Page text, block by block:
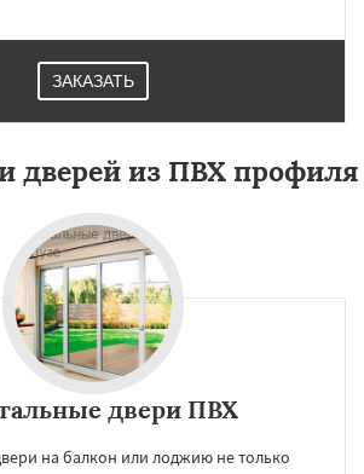
ЗАКАЗАТЬ
дверей из ПВХ профиля
двери ПВХ
на балкон или лоджию не только